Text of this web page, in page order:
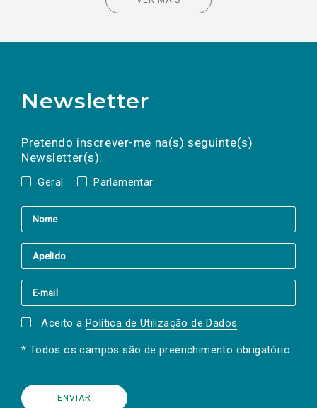
Newsletter
Pretendo inscrever-me na(s) seguinte(s)
Newsletter(s):
Geral Parlamentar
a(s) newsletter(s).
mail
Aceito a Política de Utilização de Dados.
* Todos os campos são de preenchimento obrigatório.